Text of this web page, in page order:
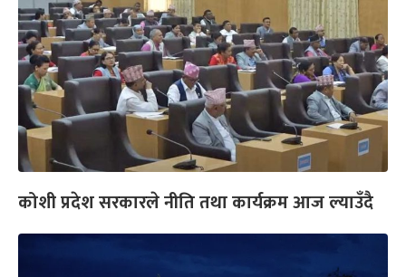
कोशी प्रदेश सरकारले नीति तथा कार्यक्रम आज ल्याउँदै